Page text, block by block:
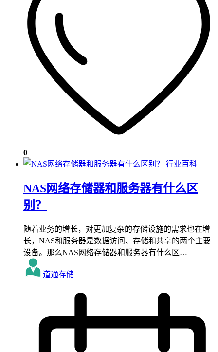
0
行业百科
NAS网络存储器和服务器有什么区
别？
随着业务的增长，对更加复杂的存储设施的需求也在增
长，NAS和服务器是数据访问、存储和共享的两个主要
设备。那么NAS网络存储器和服务器有什么区…
道通存储